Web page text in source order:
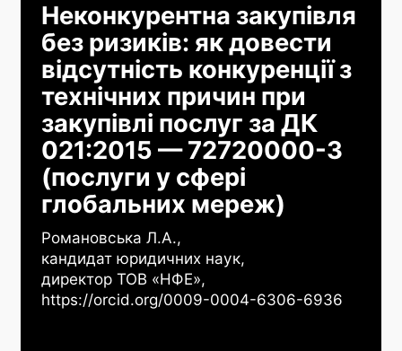
Неконкурентна закупівля
без ризиків: як довести
відсутність конкуренції з
технічних причин при
закупівлі послуг за ДК
021:2015 — 72720000-3
(послуги у сфері
глобальних мереж)
Романовська Л.А.,
кандидат юридичних наук,
директор ТОВ «НФЕ»,
https://orcid.org/0009-0004-6306-6936